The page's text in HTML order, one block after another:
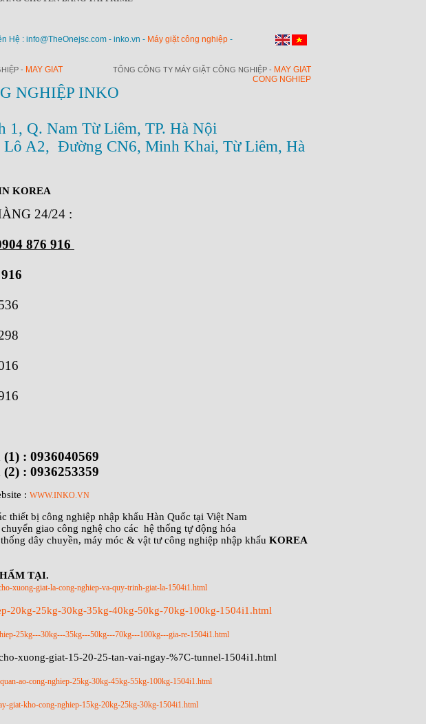
Hệ : info@TheOnejsc.com - inko.vn - Máy giặt công nghiệp -
- MAY GIAT
TỔNG CÔNG TY MÁY GIẶT CÔNG NGHIỆP - MAY GIAT
CONG NGHIEP
NGHIỆP INKO
Q. Nam Từ Liêm, TP. Hà Nội
A2, Đường CN6, Minh Khai, Từ Liêm, Hà
KOREA
24/24 :
876 916
: 0936040569
: 0936253359
: WWW.INKO.VN
thiết bị công nghiệp nhập khẩu Hàn Quốc tại Việt Nam
giao công nghệ cho các hệ thống tự động hóa
dây chuyền, máy móc & vật tư công nghiệp nhập khẩu KOREA
TẠI.
xuong-giat-la-cong-nghiep-va-quy-trinh-giat-la-1504i1.html
20kg-25kg-30kg-35kg-40kg-50kg-70kg-100kg-1504i1.html
25kg---30kg---35kg---50kg---70kg---100kg---gia-re-1504i1.html
xuong-giat-15-20-25-tan-vai-ngay-%7C-tunnel-1504i1.html
ao-cong-nghiep-25kg-30kg-45kg-55kg-100kg-1504i1.html
giat-kho-cong-nghiep-15kg-20kg-25kg-30kg-1504i1.html